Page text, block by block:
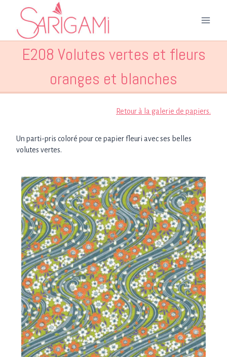
contenu
E208 Volutes vertes et fleurs
oranges et blanches
Retour à la galerie de papiers.
Un parti-pris coloré pour ce papier fleuri avec ses belles
volutes vertes.